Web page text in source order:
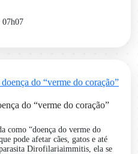
07h07
do “verme do coração”
como “doença do verme do
pode afetar cães, gatos e até
Dirofilariaimmitis, ela se